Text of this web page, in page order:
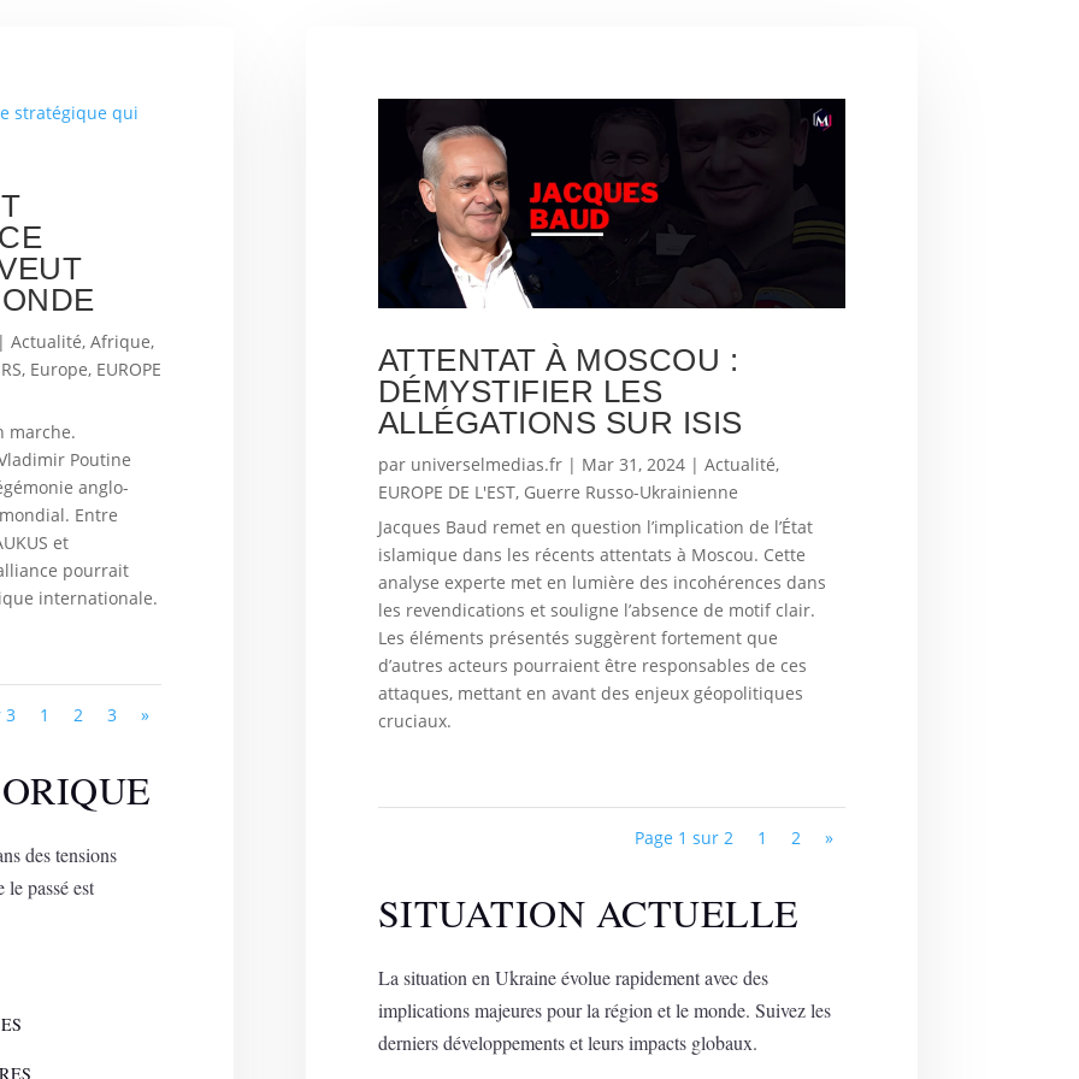
Actualité,Afrique,
, Europe, EUROPE
marche.
Poutine
anglo-
Entre
et
pourrait
internationale.
3 1 2 3 »
des tensions
passé est
ATTENTAT À MOSCOU :
DÉMYSTIFIER LES
ALLÉGATIONS SUR ISIS
par universelmedias.fr| Mar 31, 2024| Actualité,
EUROPE DE L'EST, Guerre Russo-Ukrainienne
Jacques Baud remet en question l’implication de l’État
islamique dans les récents attentats à Moscou. Cette
analyse experte met en lumière des incohérences dans
les revendications et souligne l’absence de motif clair.
Les éléments présentés suggèrent fortement que
d’autres acteurs pourraient être responsables de ces
attaques, mettant en avant des enjeux géopolitiques
cruciaux.
Page 1 sur 2 1 2 »
SITUATION ACTUELLE
La situation en Ukraine évolue rapidement avec des
implications majeures pour la région et le monde. Suivez les
derniers développements et leurs impacts globaux.